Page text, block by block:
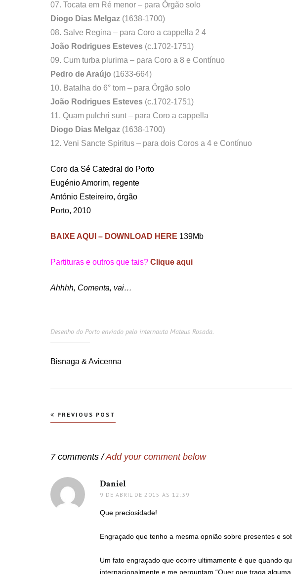
07. Tocata em Ré menor – para Órgão solo
Diogo Dias Melgaz (1638-1700)
08. Salve Regina – para Coro a cappella 2 4
João Rodrigues Esteves (c.1702-1751)
09. Cum turba plurima – para Coro a 8 e Contínuo
Pedro de Araújo (1633-664)
10. Batalha do 6° tom – para Órgão solo
João Rodrigues Esteves (c.1702-1751)
11. Quam pulchri sunt – para Coro a cappella
Diogo Dias Melgaz (1638-1700)
12. Veni Sancte Spiritus – para dois Coros a 4 e Contínuo
Coro da Sé Catedral do Porto
Eugénio Amorim, regente
António Esteireiro, órgão
Porto, 2010
BAIXE AQUI – DOWNLOAD HERE 139Mb
Partituras e outros que tais? Clique aqui
Ahhhh, Comenta, vai…
Desenho do Porto enviado pelo internauta Mateus Rosada.
Bisnaga & Avicenna
Navegação
PREVIOUS POST
7 comments /Add your comment below
Daniel
9 DE ABRIL DE 2015 ÀS 12:39
Que preciosidade!
Engraçado que tenho a mesma opnião sobre presentes e
Um fato engraçado que ocorre ultimamente é que quando
internacionalmente e me perguntam “Quer que traga